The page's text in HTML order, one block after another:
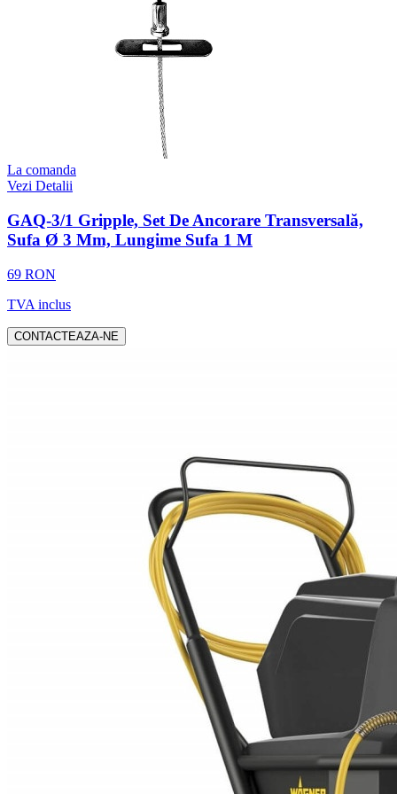
La comanda
Vezi Detalii
GAQ-3/1 Gripple, Set De Ancorare Transversală,
Sufa Ø 3 Mm, Lungime Sufa 1 M
69 RON
TVA inclus
CONTACTEAZA-NE